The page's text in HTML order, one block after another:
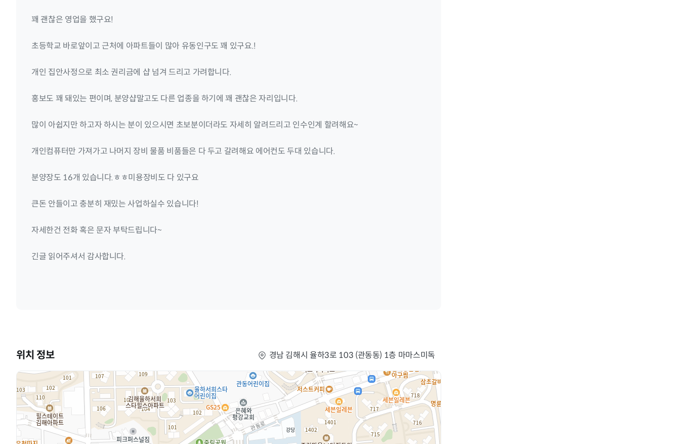
꽤 괜찮은 영업을 했구요!
초등학교 바로앞이고 근처에 아파트들이 많아 유동인구도 꽤 있구요.!
개인 집안사정으로 최소 권리금에 샵 넘겨 드리고 가려합니다.
홍보도 꽤 돼있는 편이며, 분양샵말고도 다른 업종을 하기에 꽤 괜찮은 자리입니다.
많이 아쉽지만 하고자 하시는 분이 있으시면 초보분이더라도 자세히 알려드리고 인수인계 할려해요~
개인컴퓨터만 가져가고 나머지 장비 물품 비품들은 다 두고 갈려해요 에어컨도 두대 있습니다.
분양장도 16개 있습니다.ㅎㅎ미용장비도 다 있구요
큰돈 안들이고 충분히 재밌는 사업하실수 있습니다!
자세한건 전화 혹은 문자 부탁드립니다~
긴글 읽어주셔서 감사합니다.
위치 정보 경남 김해시 율하3로 103 (관동동) 1층 마마스미독